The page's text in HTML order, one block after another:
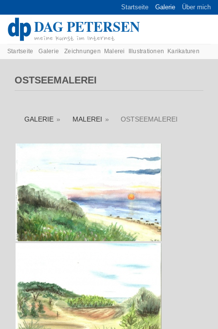
content
Startseite Galerie Über mich
DAG PETERSEN
meine Kunst im Internet
Startseite Galerie Zeichnungen Malerei Illustrationen Karikaturen
OSTSEEMALEREI
GALERIE » MALEREI » OSTSEEMALEREI